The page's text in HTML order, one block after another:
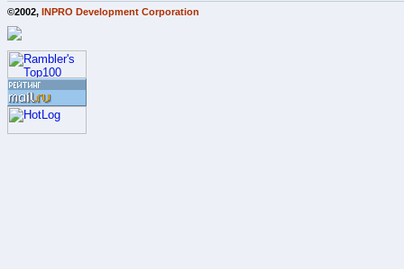
©2002, INPRO Development Corporation